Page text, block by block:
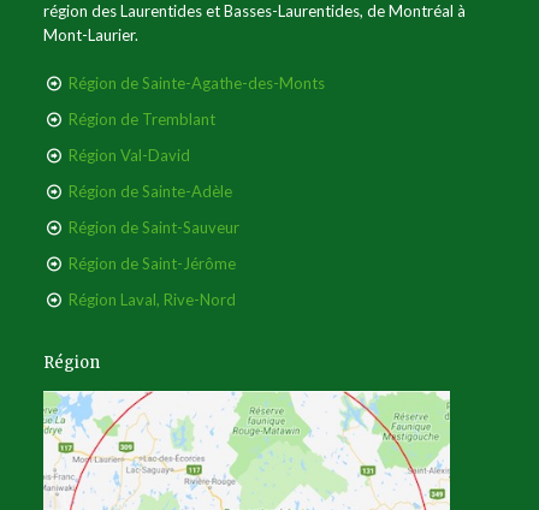
région des Laurentides et Basses-Laurentides, de Montréal à
Mont-Laurier.
Région de Sainte-Agathe-des-Monts
Région de Tremblant
Région Val-David
Région de Sainte-Adèle
Région de Saint-Sauveur
Région de Saint-Jérôme
Région Laval, Rive-Nord
Région